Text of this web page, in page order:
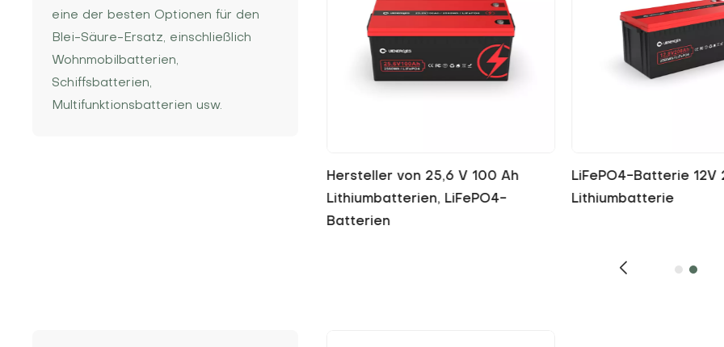
eine der besten Optionen für den
Blei-Säure-Ersatz, einschließlich
Wohnmobilbatterien,
Schiffsbatterien,
Multifunktionsbatterien usw.
12V 100Ah LiFePO4 Lithium Deep
Cycle Batterie
Hersteller von 25,6 V
Lithiumbatterien,